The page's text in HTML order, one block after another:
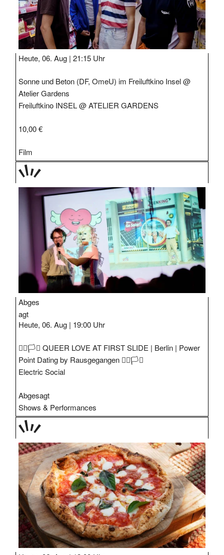
Heute, 06. Aug | 21:15 Uhr
Sonne und Beton (DF, OmeU) im Freiluftkino Insel @
Atelier Gardens
Freiluftkino INSEL @ ATELIER GARDENS
10,00 €
Film
TAGE
STIPP
Abges
agt
Heute, 06. Aug | 19:00 Uhr
🏳️‍🌈🏳️‍⚧️ QUEER LOVE AT FIRST SLIDE | Berlin | Power
Point Dating by Rausgegangen 🏳️‍🌈🏳️‍⚧️
Electric Social
Abgesagt
Shows & Performances
TAGE
STIPP